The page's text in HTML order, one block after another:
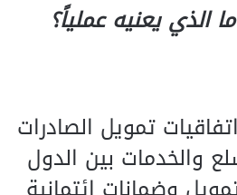
الذي يعنيه عملياً؟
تمويل الصادرات
والخدمات بين الدول